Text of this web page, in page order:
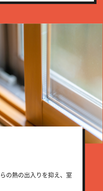
の熱の出入りを抑え、室